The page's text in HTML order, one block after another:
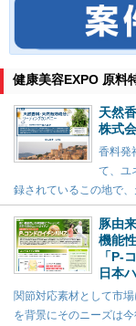
健康美容EXPO 原料
天然
株式
香料発
て、ユ
録されているこの地で
豚由
機能
「P-
日本
関節対応素材として市
を背景にそのニーズは